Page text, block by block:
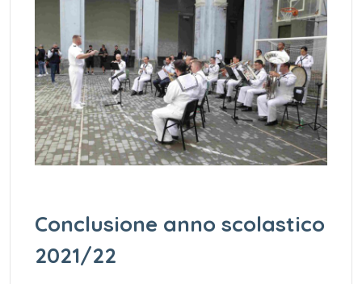
Conclusione anno scolastico
2021/22